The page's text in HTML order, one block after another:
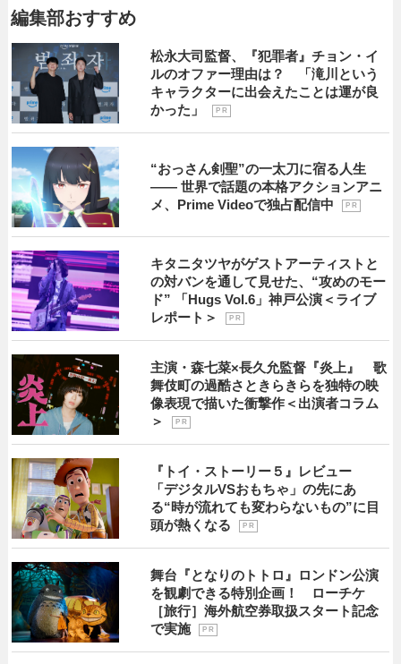
編集部おすすめ
松永大司監督、『犯罪者』チョン・イ
ルのオファー理由は？ 「滝川という
キャラクターに出会えたことは運が良
かった」
P R
“おっさん剣聖”の一太刀に宿る人生
―― 世界で話題の本格アクションアニ
メ、Prime Videoで独占配信中
P R
キタニタツヤがゲストアーティストと
の対バンを通して見せた、“攻めのモー
ド” 「Hugs Vol.6」神戸公演＜ライブ
レポート＞
P R
主演・森七菜×長久允監督『炎上』 歌
舞伎町の過酷さときらきらを独特の映
像表現で描いた衝撃作＜出演者コラム
＞
P R
『トイ・ストーリー５』レビュー
「デジタルVSおもちゃ」の先にあ
る“時が流れても変わらないもの”に目
頭が熱くなる
P R
舞台『となりのトトロ』ロンドン公演
を観劇できる特別企画！ ローチケ
［旅行］海外航空券取扱スタート記念
で実施
P R